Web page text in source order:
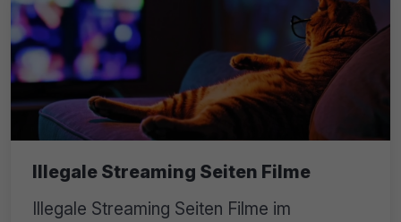
Illegale Streaming Seiten Filme
Illegale Streaming Seiten Filme im